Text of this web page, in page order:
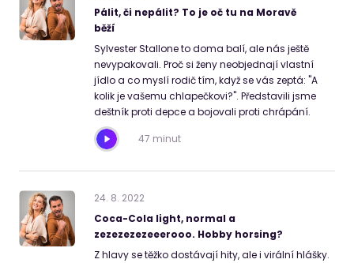
Pálit, či nepálit? To je oč tu na Moravě
běží
Sylvester Stallone to doma balí, ale nás ještě
nevypakovali. Proč si ženy neobjednají vlastní
jídlo a co myslí rodič tím, když se vás zeptá: "A
kolik je vašemu chlapečkovi?". Představili jsme
deštník proti depce a bojovali proti chrápání.
47 minut
24. 8. 2022
Coca-Cola light, normal a
zezezezezeeerooo. Hobby horsing?
Z hlavy se těžko dostávají hity, ale i virální hlášky.